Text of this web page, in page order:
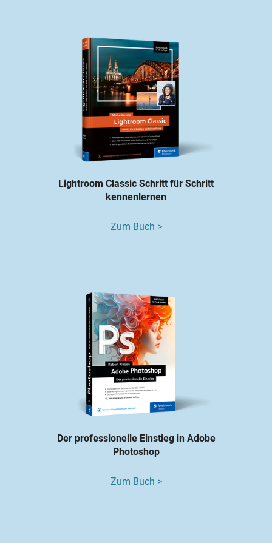
Lightroom Classic Schritt für Schritt
kennenlernen
Zum Buch >
Der professionelle Einstieg in Adobe
Photoshop
Zum Buch >